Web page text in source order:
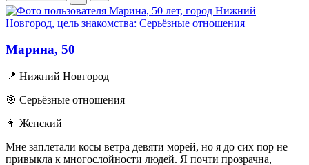
Марина, 50
📍 Нижний Новгород
🎯 Серьёзные отношения
👩 Женский
Мне заплетали косы ветра девяти морей, но я до сих пор не
привыкла к многослойности людей. Я почти прозрачна,